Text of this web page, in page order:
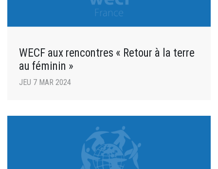
WECF aux rencontres « Retour à la terre
au féminin »
JEU 7 MAR 2024